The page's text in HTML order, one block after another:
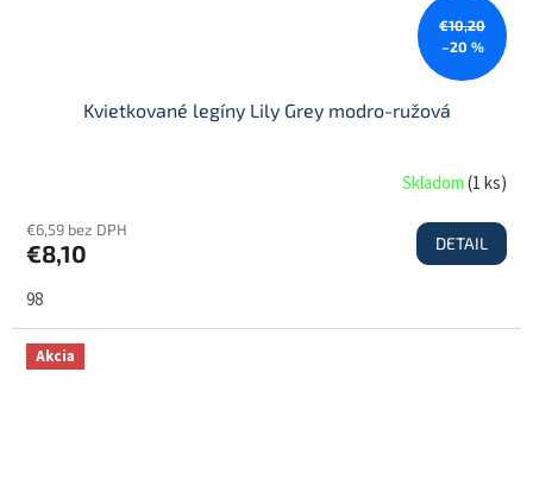
€10,20
–20 %
Kvietkované legíny Lily Grey modro-ružová
Skladom(1 ks)
€6,59 bez DPH
€8,10 DETAIL
98
Akcia